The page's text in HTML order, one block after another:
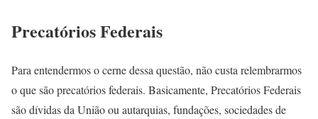
Precatórios Federais
Para entendermos o cerne dessa questão, não custa relembrarmos
o que são precatórios federais. Basicamente, Precatórios Federais
são dívidas da União ou autarquias, fundações, sociedades de